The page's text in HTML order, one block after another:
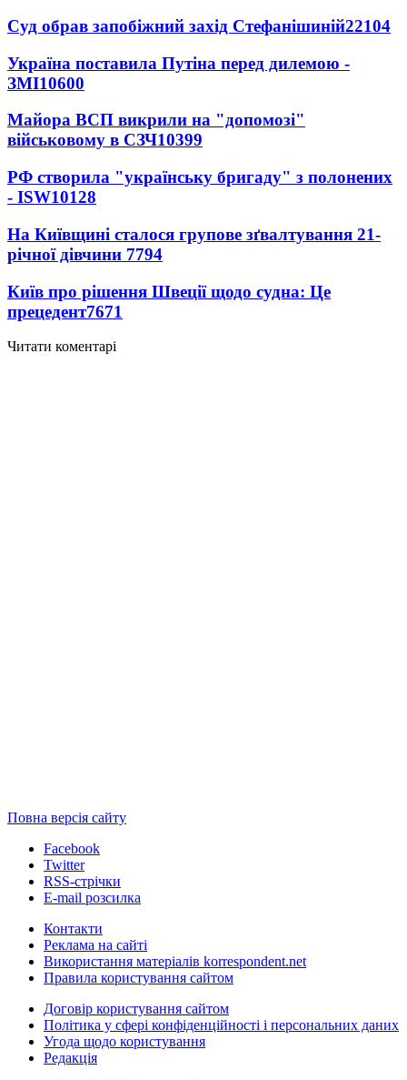
Суд обрав запобіжний захід Стефанішиній22104
Україна поставила Путіна перед дилемою -
ЗМІ10600
Майора ВСП викрили на "допомозі"
військовому в СЗЧ10399
РФ створила "українську бригаду" з полонених
- ISW10128
На Київщині сталося групове зґвалтування 21-
річної дівчини 7794
Київ про рішення Швеції щодо судна: Це
прецедент7671
Читати коментарі
Повна версія сайту
Facebook
Twitter
RSS-стрічки
E-mail розсилка
Контакти
Реклама на сайті
Використання матеріалів korrespondent.net
Правила користування сайтом
Договір користування сайтом
Політика у сфері конфіденційності і персональних даних
Угода щодо користування
Редакція